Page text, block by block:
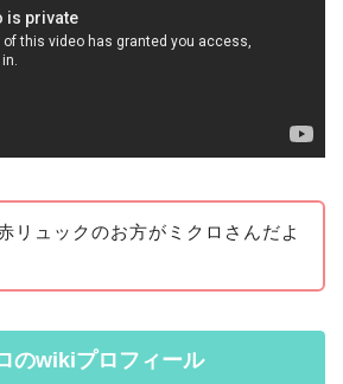
リュックのお方がミクロさんだよ
のwikiプロフィール